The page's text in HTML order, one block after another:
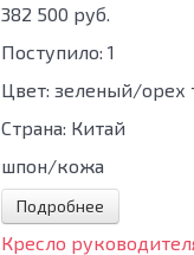
382 500 руб.
Поступило: 1
Цвет: зеленый/орех
Страна: Китай
шпон/кожа
Подробнее
Кресло